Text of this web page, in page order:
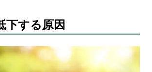
下する原因